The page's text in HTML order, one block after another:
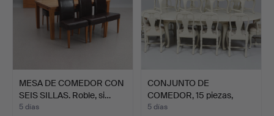
MESA DE COMEDOR CON
SEIS SILLAS. Roble, si…
5 días
CONJUNTO DE
COMEDOR, 15 piezas,
estilo roc…
5 días